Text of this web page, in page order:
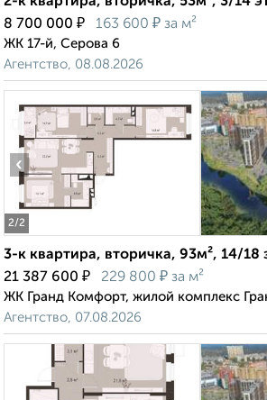
8 700 000 ₽ 163 600 ₽ за м²
ЖК 17-й, Серова 6
Агентство, 08.08.2026
2/2
‹
3-к квартира, вторичка, 93м², 14/18
21 387 600 ₽ 229 800 ₽ за м²
ЖК Гранд Комфорт, жилой комплекс
Агентство, 07.08.2026